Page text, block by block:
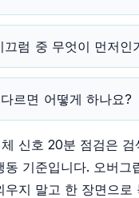
끄럼 중 무엇이 먼저인
르면 어떻게 하나요?
신호 20분 점검은 검
동 기준입니다. 오버그
지 말고 한 장면으로